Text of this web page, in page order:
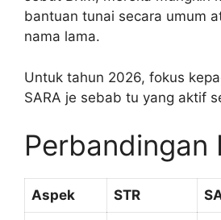
bantuan tunai secara umum
nama lama.
Untuk tahun 2026, fokus
SARA je sebab tu yang aktif
Perbandingan
Aspek STR